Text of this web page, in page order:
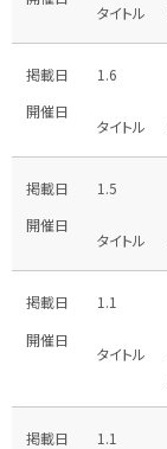
1.6
1.5
1.1
1.1